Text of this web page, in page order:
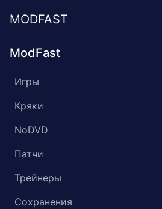
MODFAST
ModFast
Игры
Кряки
NoDVD
Патчи
Трейнеры
Сохранения